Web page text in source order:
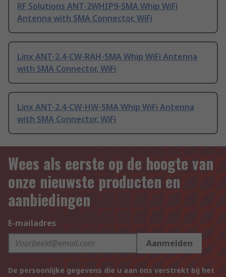
RF Solutions ANT-2WHIP9-SMA Whip WiFi
Antenna with SMA Connector, WiFi
Linx ANT-2.4-CW-RAH-SMA Whip WiFi Antenna
with SMA Connector, WiFi
Linx ANT-2.4-CW-HW-SMA Whip WiFi Antenna
with SMA Connector, WiFi
Wees als eerste op de hoogte van
onze nieuwste producten en
aanbiedingen
E-mailadres
Aanmelden
De persoonlijke gegevens die u aan ons verstrekt bij het